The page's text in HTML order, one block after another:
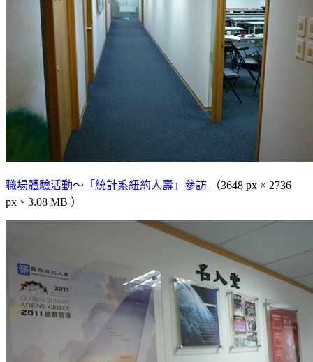
職場體驗活動～「統計系紐約人壽」參訪
（3648 px × 2736
px、3.08 MB ）